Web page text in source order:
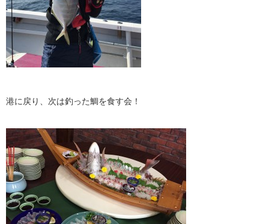
港に戻り、次は釣った鯛を食す会！